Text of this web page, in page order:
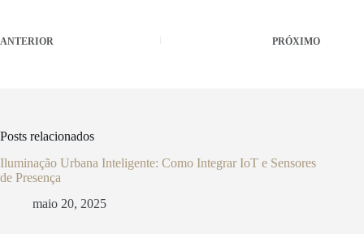
ANTERIOR PRÓXIMO
Posts relacionados
Iluminação Urbana Inteligente: Como Integrar IoT e Sensores
de Presença
maio 20, 2025